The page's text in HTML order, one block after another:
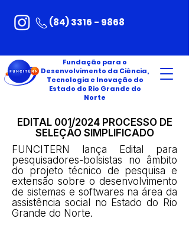
(84) 3316 - 9868
Fundação para o
Desenvolvimento da Ciência,
Tecnologia e Inovação do
Estado do Rio Grande do
Norte
EDITAL 001/2024 PROCESSO DE
SELEÇÃO SIMPLIFICADO
FUNCITERN lança Edital para
pesquisadores-bolsistas no âmbito
do projeto técnico de pesquisa e
extensão sobre o desenvolvimento
de sistemas e softwares na área da
assistência social no Estado do Rio
Grande do Norte.